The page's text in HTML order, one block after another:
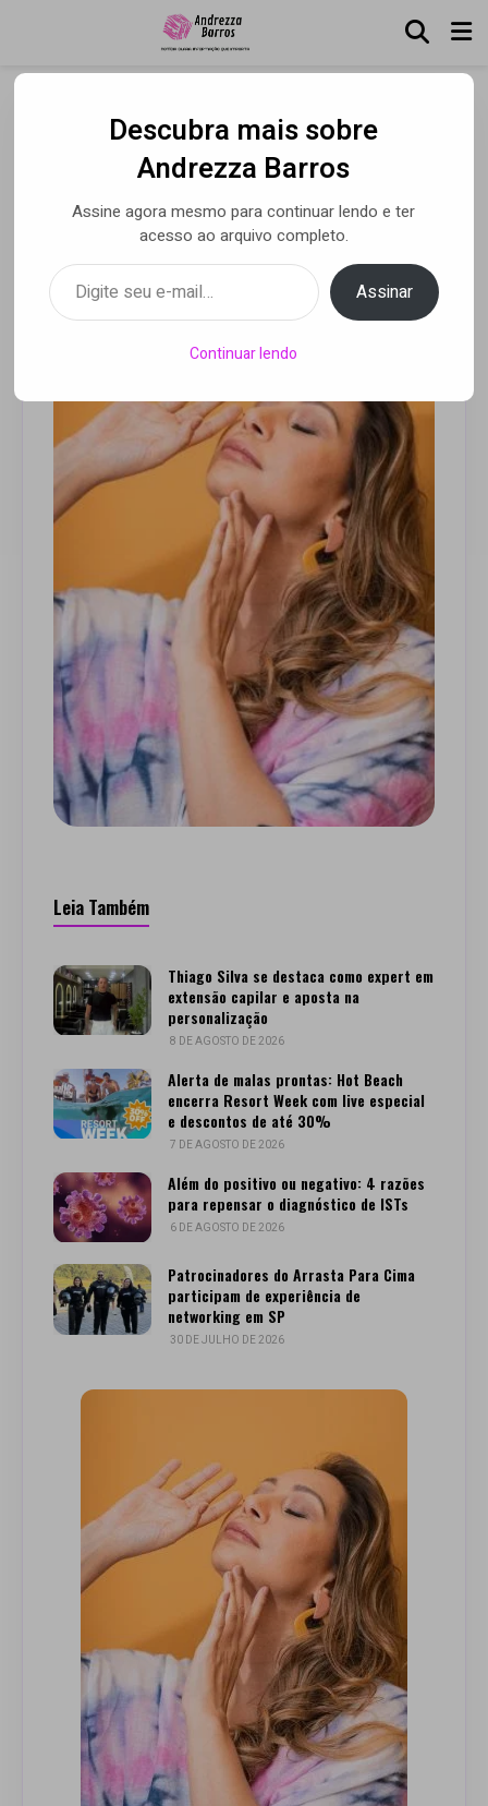
Naiá Camargo lança single
“Onde Eu Tô?”
• 15 ago 2020
Leia Também
Thiago Silva se destaca como expert em
extensão capilar e aposta na
personalização
8 DE AGOSTO DE 2026
Alerta de malas prontas: Hot Beach
encerra Resort Week com live especial
e descontos de até 30%
7 DE AGOSTO DE 2026
Além do positivo ou negativo: 4 razões
para repensar o diagnóstico de ISTs
6 DE AGOSTO DE 2026
Patrocinadores do Arrasta Para Cima
participam de experiência de
networking em SP
30 DE JULHO DE 2026
Descubra mais sobre
Andrezza Barros
Assine agora mesmo para continuar lendo e ter
acesso ao arquivo completo.
Digite seu e-mail…
Assinar
Continuar lendo